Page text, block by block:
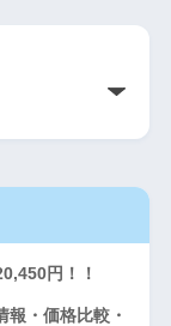
円！！
・価格比較・